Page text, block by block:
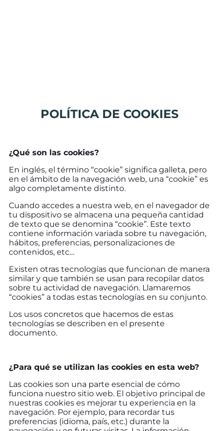
POLÍTICA DE COOKIES
¿Qué son las cookies?
En inglés, el término “cookie” significa galleta, pero
en el ámbito de la navegación web, una “cookie” es
algo completamente distinto.
Cuando accedes a nuestra web, en el navegador de
tu dispositivo se almacena una pequeña cantidad
de texto que se denomina “cookie”. Este texto
contiene información variada sobre tu navegación,
hábitos, preferencias, personalizaciones de
contenidos, etc…
Existen otras tecnologías que funcionan de manera
similar y que también se usan para recopilar datos
sobre tu actividad de navegación. Llamaremos
“cookies” a todas estas tecnologías en su conjunto.
Los usos concretos que hacemos de estas
tecnologías se describen en el presente
documento.
¿Para qué se utilizan las cookies en esta web?
Las cookies son una parte esencial de cómo
funciona nuestro sitio web. El objetivo principal de
nuestras cookies es mejorar tu experiencia en la
navegación. Por ejemplo, para recordar tus
preferencias (idioma, país, etc.) durante la